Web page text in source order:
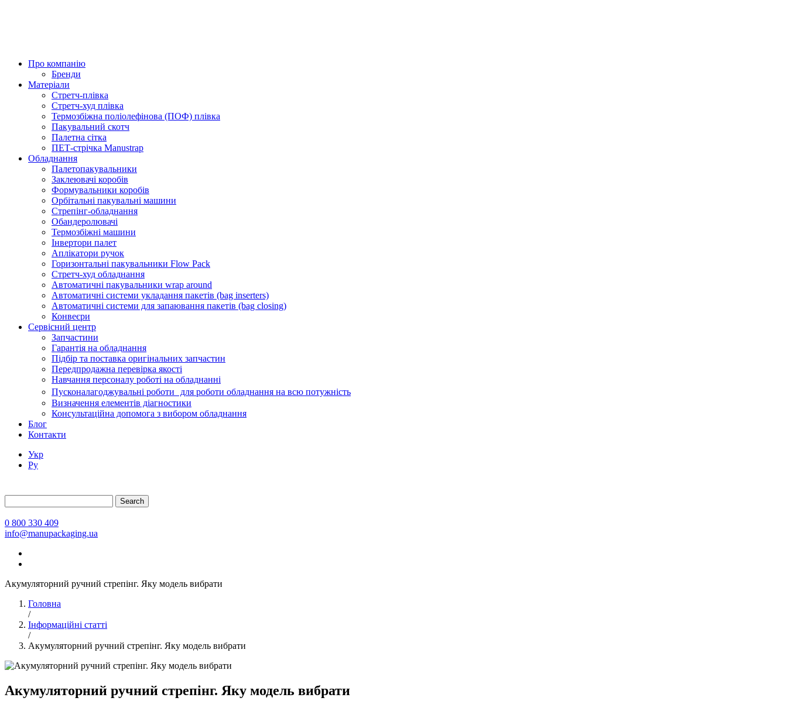
Про компанію
Бренди
Матеріали
Стретч-плівка
Стретч-худ плівка
Термозбіжна поліолефінова (ПОФ) плівка
Пакувальний скотч
Палетна сітка
ПЕТ-стрічка Manustrap
Обладнання
Палетопакувальники
Заклеювачі коробів
Формувальники коробів
Орбітальні пакувальні машини
Стрепінг-обладнання
Обандеролювачі
Термозбіжні машини
Інвертори палет
Аплікатори ручок
Горизонтальні пакувальники Flow Pack
Стретч-худ обладнання
Автоматичні пакувальники wrap around
Автоматичні системи укладання пакетів (bag inserters)
Автоматичні системи для запаювання пакетів (bag closing)
Конвеєри
Сервісний центр
Запчастини
Гарантія на обладнання
Підбір та поставка оригінальних запчастин
Передпродажна перевірка якості
Навчання персоналу роботі на обладнанні
Пусконалагоджувальні роботи для роботи обладнання на всю потужність
Визначення елементів діагностики
Консультаційна допомога з вибором обладнання
Блог
Контакти
Укр
Ру
Search
0 800 330 409
info@manupackaging.ua
Акумуляторний ручний стрепінг. Яку модель вибрати
Головна
/
Інформаційні статті
/
Акумуляторний ручний стрепінг. Яку модель вибрати
Акумуляторний ручний стрепінг. Яку модель вибрати